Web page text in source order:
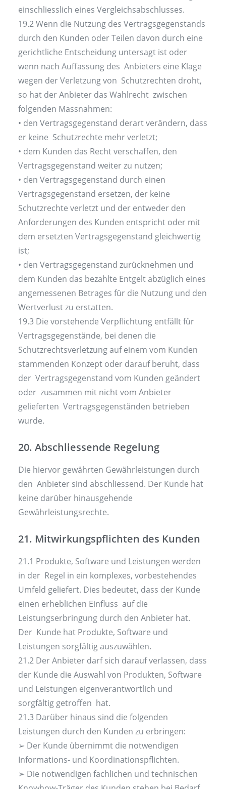
einschliesslich eines Vergleichsabschlusses.
19.2 Wenn die Nutzung des Vertragsgegenstands
durch den Kunden oder Teilen davon durch eine
gerichtliche Entscheidung untersagt ist oder
wenn nach Auffassung des Anbieters eine Klage
wegen der Verletzung von Schutzrechten droht,
so hat der Anbieter das Wahlrecht zwischen
folgenden Massnahmen:
• den Vertragsgegenstand derart verändern, dass
er keine Schutzrechte mehr verletzt;
• dem Kunden das Recht verschaffen, den
Vertragsgegenstand weiter zu nutzen;
• den Vertragsgegenstand durch einen
Vertragsgegenstand ersetzen, der keine
Schutzrechte verletzt und der entweder den
Anforderungen des Kunden entspricht oder mit
dem ersetzten Vertragsgegenstand gleichwertig
ist;
• den Vertragsgegenstand zurücknehmen und
dem Kunden das bezahlte Entgelt abzüglich eines
angemessenen Betrages für die Nutzung und den
Wertverlust zu erstatten.
19.3 Die vorstehende Verpflichtung entfällt für
Vertragsgegenstände, bei denen die
Schutzrechtsverletzung auf einem vom Kunden
stammenden Konzept oder darauf beruht, dass
der Vertragsgegenstand vom Kunden geändert
oder zusammen mit nicht vom Anbieter
gelieferten Vertragsgegenständen betrieben
wurde.
20. Abschliessende Regelung
Die hiervor gewährten Gewährleistungen durch
den Anbieter sind abschliessend. Der Kunde hat
keine darüber hinausgehende
Gewährleistungsrechte.
21. Mitwirkungspflichten des Kunden
21.1 Produkte, Software und Leistungen werden
in der Regel in ein komplexes, vorbestehendes
Umfeld geliefert. Dies bedeutet, dass der Kunde
einen erheblichen Einfluss auf die
Leistungserbringung durch den Anbieter hat.
Der Kunde hat Produkte, Software und
Leistungen sorgfältig auszuwählen.
21.2 Der Anbieter darf sich darauf verlassen, dass
der Kunde die Auswahl von Produkten, Software
und Leistungen eigenverantwortlich und
sorgfältig getroffen hat.
21.3 Darüber hinaus sind die folgenden
Leistungen durch den Kunden zu erbringen:
➢ Der Kunde übernimmt die notwendigen
Informations- und Koordinationspflichten.
➢ Die notwendigen fachlichen und technischen